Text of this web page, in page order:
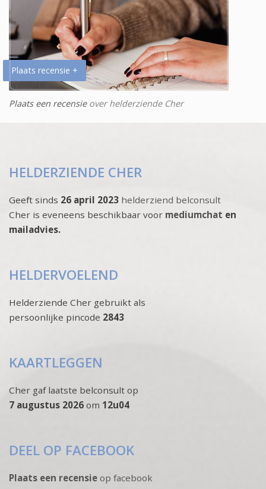
Plaats recensie +
Plaats een recensieover helderziende Cher
HELDERZIENDE CHER
Geeft sinds 26 april 2023 helderziend belconsult
Cher is eveneens beschikbaar voor mediumchat en
mailadvies.
HELDERVOELEND
Helderziende Cher gebruikt als
persoonlijke pincode 2843
KAARTLEGGEN
Cher gaf laatste belconsult op
7 augustus 2026 om 12u04
DEEL OP FACEBOOK
Plaats een recensie op facebook